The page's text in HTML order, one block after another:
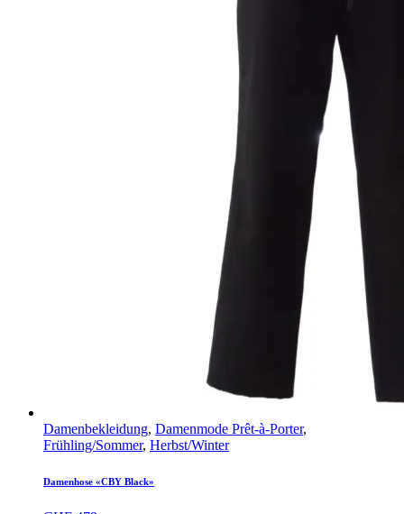
Damenbekleidung, Damenmode Prêt-à-Porter,
Frühling/Sommer, Herbst/Winter
Damenhose «CBY Black»